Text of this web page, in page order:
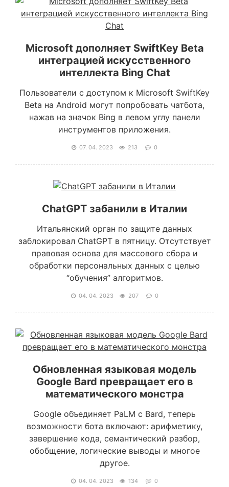
Microsoft дополняет SwiftKey Beta
интеграцией искусственного
интеллекта Bing Chat
Пользователи с доступом к Microsoft SwiftKey
Beta на Android могут попробовать чатбота,
нажав на значок Bing в левом углу панели
инструментов приложения.
07. 04. 2023 213 0
ChatGPT забанили в Италии
Итальянский орган по защите данных
заблокировал ChatGPT в пятницу. Отсутствует
правовая основа для массового сбора и
обработки персональных данных с целью
“обучения” алгоритмов.
04. 04. 2023 207 0
Обновленная языковая модель
Google Bard превращает его в
математического монстра
Google объединяет PaLM с Bard, теперь
возможности бота включают: арифметику,
завершение кода, семантический разбор,
обобщение, логические выводы и многое
другое.
04. 04. 2023 134 0